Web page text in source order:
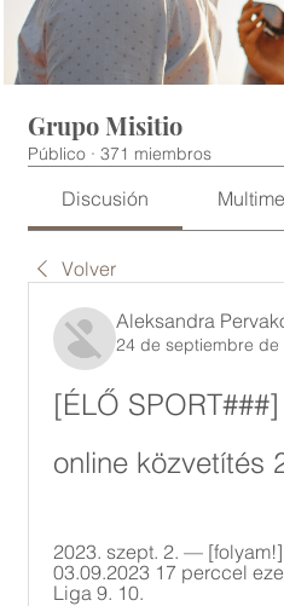
Grupo Misitio
Público · 371 miembros
Discusión
Volver
Aleksandra
24 de septiembre de
[ÉLŐ
online közvetítés
2023. szept. 2. —
03.09.2023 17 perccel
Liga 9. 10.